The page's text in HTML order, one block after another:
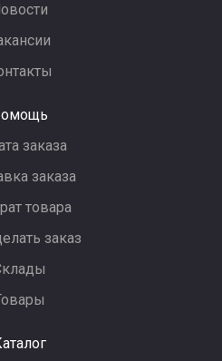
заказа
заказа
товара
заказ